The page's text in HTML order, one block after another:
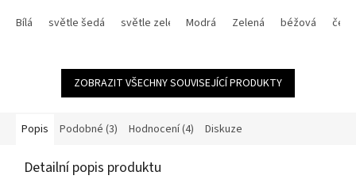
Bílá
světle šedá světle zelená smetanová oříšková
Modrá Zelená béžová
ZOBRAZIT VŠECHNY SOUVISEJÍCÍ PRODUKTY
Popis Podobné (3) Hodnocení (4) Diskuze
Detailní popis produktu